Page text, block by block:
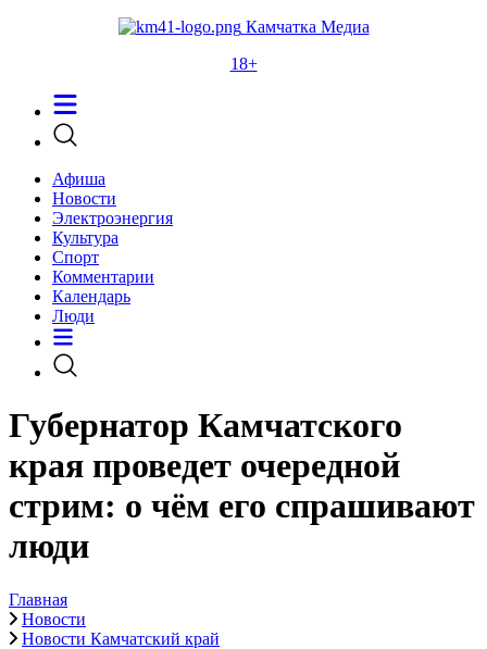
Камчатка Медиа
18+
Афиша
Новости
Электроэнергия
Культура
Спорт
Комментарии
Календарь
Люди
Губернатор Камчатского
края проведет очередной
стрим: о чём его спрашивают
люди
Главная
Новости
Новости Камчатский край